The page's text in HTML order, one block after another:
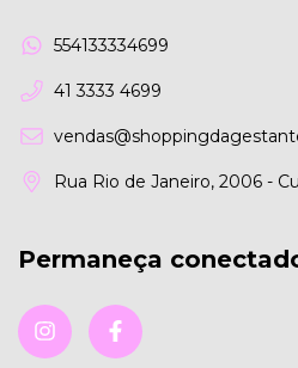
554133334699
41 3333 4699
Rua Rio de Janeiro, 2006 -
Permaneça